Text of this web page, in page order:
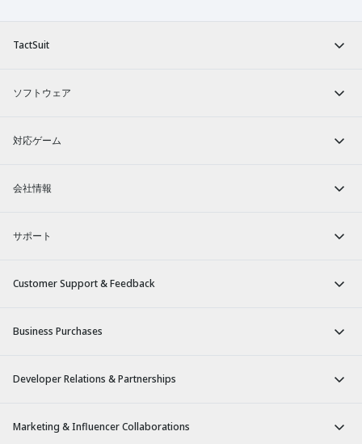
TactSuit
ソフトウェア
対応ゲーム
会社情報
サポート
Customer Support & Feedback
Business Purchases
Developer Relations & Partnerships
Marketing & Influencer Collaborations